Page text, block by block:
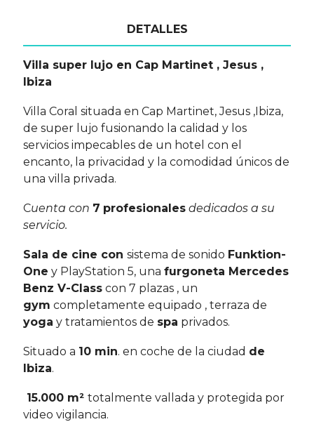
DETALLES
Villa super lujo en Cap Martinet , Jesus ,
Ibiza
Villa Coral situada en Cap Martinet, Jesus ,Ibiza,
de super lujo fusionando la calidad y los
servicios impecables de un hotel con el
encanto, la privacidad y la comodidad únicos de
una villa privada.
Cuenta con 7 profesionales dedicados a su
servicio.
Sala de cine con sistema de sonido Funktion-
One y PlayStation 5, una furgoneta Mercedes
Benz V-Class con 7 plazas , un
gym completamente equipado , terraza de
yoga y tratamientos de spa privados.
Situado a 10 min. en coche de la ciudad de
Ibiza.
15.000 m² totalmente vallada y protegida por
video vigilancia.